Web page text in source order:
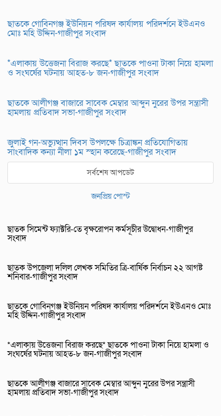
ছাতকে গোবিনগঞ্জ ইউনিয়ন পরিষদ কার্যালয় পরিদর্শনে ইউএনও
মোঃ মহি উদ্দিন-গাজীপুর সংবাদ
*এলাকায় উত্তেজনা বিরাজ করছে* ছাতকে পাওনা টাকা নিয়ে হামলা
ও সংঘর্ষের ঘটনায় আহত-৮ জন-গাজীপুর সংবাদ
ছাতকে আলীগঞ্জ বাজারে সাবেক মেম্বার আব্দুন নুরের উপর সন্ত্রাসী
হামলায় প্রতিবাদ সভা-গাজীপুর সংবাদ
জুলাই গন-অভ্যুত্থান দিবস উপলক্ষে চিত্রাঙ্কন প্রতিযোগিতায়
সাংবাদিক কন্যা নীলা ১ম স্হান করেছে-গাজীপুর সংবাদ
সর্বশেষ আপডেট
জনপ্রিয় পোস্ট
ছাতক সিমেন্ট ফ্যাক্টরি-তে বৃক্ষরোপন কর্মসূচীর উদ্বোধন-গাজীপুর
সংবাদ
ছাতক উপজেলা দলিল লেখক সমিতির ত্রি-বার্ষিক নির্বাচন ২২ আগষ্ট
শনিবার-গাজীপুর সংবাদ
ছাতকে গোবিনগঞ্জ ইউনিয়ন পরিষদ কার্যালয় পরিদর্শনে ইউএনও মোঃ
মহি উদ্দিন-গাজীপুর সংবাদ
*এলাকায় উত্তেজনা বিরাজ করছে* ছাতকে পাওনা টাকা নিয়ে হামলা ও
সংঘর্ষের ঘটনায় আহত-৮ জন-গাজীপুর সংবাদ
ছাতকে আলীগঞ্জ বাজারে সাবেক মেম্বার আব্দুন নুরের উপর সন্ত্রাসী
হামলায় প্রতিবাদ সভা-গাজীপুর সংবাদ